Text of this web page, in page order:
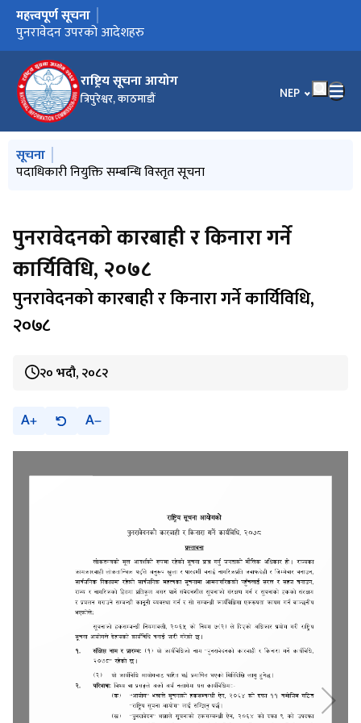
राष्ट्रिय सूचना आयोग
त्रिपुरेश्वर, काठमाडौं भाषा चयन गर्नुहोस्
NEP
मुख्य नेभिगेसनमा जानुहोस्
महत्त्वपूर्ण सूचना
पदाधिकारी नियुक्ति सम्बन्धि विस्तृत सूचना
उच्च अदालत पाटनका माननीय न्यायाधिशहरूसँग अन्तरक्रिया प्रेस विज्ञप्ती
पुनरावेदन उपरको आदेशहरु
१९ औ राष्ट्रिय सूचना दिवस
मुख्य नेभिगेसनमा जानुहोस्
सूचना
पदाधिकारी नियुक्ति सम्बन्धि विस्तृत सूचना
पुनरावेदनको कारबाही र किनारा गर्ने
कार्यिविधि, २०७८
पुनरावेदनको कारबाही र किनारा गर्ने कार्यिविधि,
२०७८
२० भदौ, २०८२
A A